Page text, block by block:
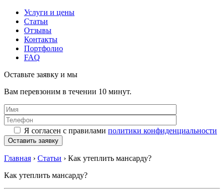
Услуги и цены
Статьи
Отзывы
Контакты
Портфолио
FAQ
Оставьте заявку и мы
Вам перевзоним в течении 10 минут.
Я согласен с правилами политики конфиденциальности
Главная › Статьи › Как утеплить мансарду?
Как утеплить мансарду?